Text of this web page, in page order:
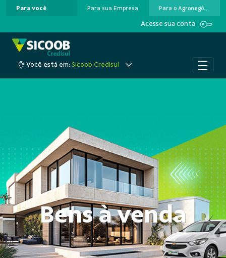
Pular para o Conteúdo principal
Para você Para sua Empresa Para o Agronegócio
Acesse sua conta
Você está em: Sicoob Credisul
Bens à venda